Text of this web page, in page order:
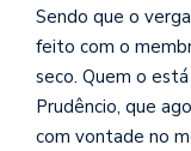
Sendo que o
feito com o
seco. Quem o
Prudêncio, que
com vontade no